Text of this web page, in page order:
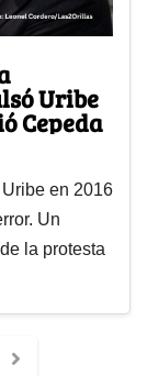
Uribe
Cepeda
en 2016
Un
la protesta